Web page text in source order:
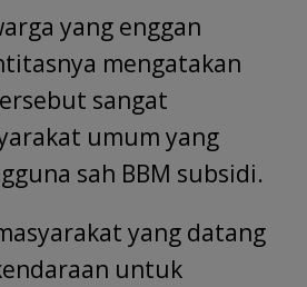
yang enggan
mengatakan
sangat
umum yang
sah BBM subsidi.
yang datang
untuk